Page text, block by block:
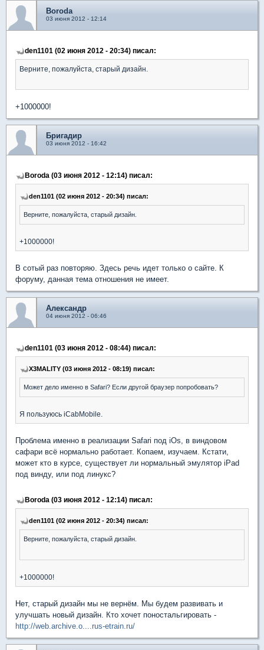
Boroda
03 июня 2012 - 12:14
den1101 (02 июня 2012 - 20:34) писал:
Верните, пожалуйста, старый дизайн.
+1000000!
Бригадир
03 июня 2012 - 16:42
Boroda (03 июня 2012 - 12:14) писал:
den1101 (02 июня 2012 - 20:34) писал:
Верните, пожалуйста, старый дизайн.
+1000000!
В сотый раз повторяю. Здесь речь идет только о сайте. К
форуму, данная тема отношения не имеет.
Александр
04 июня 2012 - 06:46
den1101 (03 июня 2012 - 08:44) писал:
X3MALITY (03 июня 2012 - 08:19) писал:
Может дело именно в Safari? Если другой браузер попробовать?
Я пользуюсь iCabMobile.
Проблема именно в реализации Safari под iOs, в виндовом
сафари всё нормально работает. Копаем, изучаем. Кстати,
может кто в курсе, существует ли нормальный эмулятор iPad
под винду, или под линукс?
Boroda (03 июня 2012 - 12:14) писал:
den1101 (02 июня 2012 - 20:34) писал:
Верните, пожалуйста, старый дизайн.
+1000000!
Нет, старый дизайн мы не вернём. Мы будем развивать и
улучшать новый дизайн. Кто хочет поностальгировать -
http://web.archive.o....rus-etrain.ru/